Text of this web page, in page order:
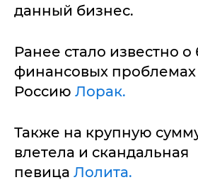
данный бизнес.
Ранее стало известно
финансовых
Россию Лорак.
Также на крупную
влетела и скандальная
певица Лолита.